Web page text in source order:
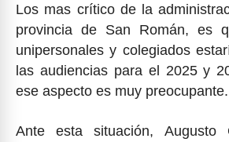
Los mas crítico de la
provincia de San Román, es
unipersonales y colegiados
las audiencias para el 2025 y
ese aspecto es muy preocupante.
Ante esta situación, Augusto